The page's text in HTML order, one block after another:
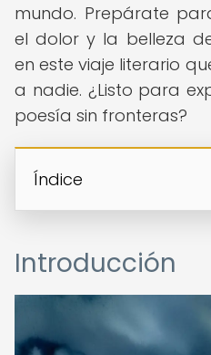
mundo. Prepárate
el dolor y la belleza
en este viaje literario
a nadie. ¿Listo para
poesía sin fronteras?
Índice
Introducción